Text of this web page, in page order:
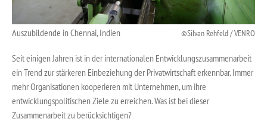
Auszubildende in Chennai, Indien Silvan Rehfeld / VENRO
Seit einigen Jahren ist in der internationalen Entwicklungszusammenarbeit
ein Trend zur stärkeren Einbeziehung der Privatwirtschaft erkennbar. Immer
mehr Organisationen kooperieren mit Unternehmen, um ihre
entwicklungspolitischen Ziele zu erreichen. Was ist bei dieser
Zusammenarbeit zu berücksichtigen?